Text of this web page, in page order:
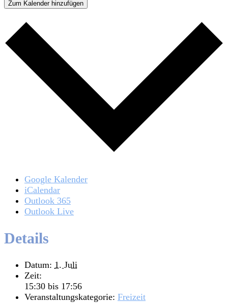
Zum Kalender hinzufügen
Google Kalender
iCalendar
Outlook 365
Outlook Live
Details
Datum: 1. Juli
Zeit:
15:30 bis 17:56
Veranstaltungskategorie: Freizeit